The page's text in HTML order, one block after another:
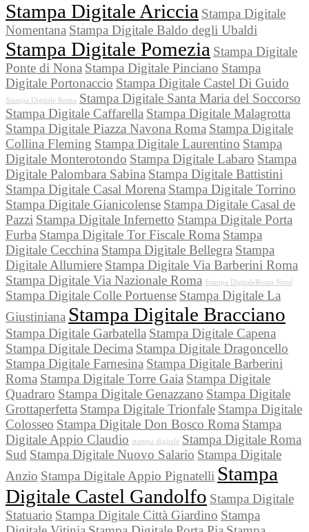
Stampa Digitale Ariccia Stampa Digitale
Nomentana Stampa Digitale Baldo degli Ubaldi
Stampa Digitale Pomezia Stampa Digitale
Ponte di Nona Stampa Digitale Pinciano Stampa
Digitale Portonaccio Stampa Digitale Castel Di Guido
Stampa Digitale Roma Stampa Digitale Santa Maria del Soccorso
Stampa Digitale Caffarella Stampa Digitale Malagrotta
Stampa Digitale Piazza Navona Roma Stampa Digitale
Collina Fleming Stampa Digitale Laurentino Stampa
Digitale Monterotondo Stampa Digitale Labaro Stampa
Digitale Palombara Sabina Stampa Digitale Battistini
Stampa Digitale Casal Morena Stampa Digitale Torrino
Stampa Digitale Gianicolense Stampa Digitale Casal de
Pazzi Stampa Digitale Infernetto Stampa Digitale Porta
Furba Stampa Digitale Tor Fiscale Roma Stampa
Digitale Cecchina Stampa Digitale Bellegra Stampa
Digitale Allumiere Stampa Digitale Via Barberini Roma
Stampa Digitale Via Nazionale Roma Stampa DigitaleRoma Nord
Stampa Digitale Colle Portuense Stampa Digitale La
Giustiniana Stampa Digitale Bracciano
Stampa Digitale Garbatella Stampa Digitale Capena
Stampa Digitale Decima Stampa Digitale Dragoncello
Stampa Digitale Farnesina Stampa Digitale Barberini
Roma Stampa Digitale Torre Gaia Stampa Digitale
Quadraro Stampa Digitale Genazzano Stampa Digitale
Grottaperfetta Stampa Digitale Trionfale Stampa Digitale
Colosseo Stampa Digitale Don Bosco Roma Stampa
Digitale Appio Claudio stampa digitale Stampa Digitale Roma
Sud Stampa Digitale Nuovo Salario Stampa Digitale
Anzio Stampa Digitale Appio Pignatelli Stampa
Digitale Castel Gandolfo Stampa Digitale
Statuario Stampa Digitale Città Giardino Stampa